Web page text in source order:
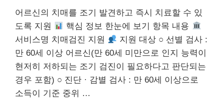
어르신의 치매를 조기 발견하고 즉시 치료할 수 있
도록 지원
핵심 정보 한눈에 보기 항목 내용
서비스명 치매검진 지원
지원 대상 ○ 선별 검사 :
만 60세 이상 어르신(만 60세 미만으로 인지 능력이
현저히 저하되는 조기 검진이 필요하다고 판단되는
경우 포함) ○ 진단 · 감별 검사 : 만 60세 이상으로
소득이 기준 중위 …